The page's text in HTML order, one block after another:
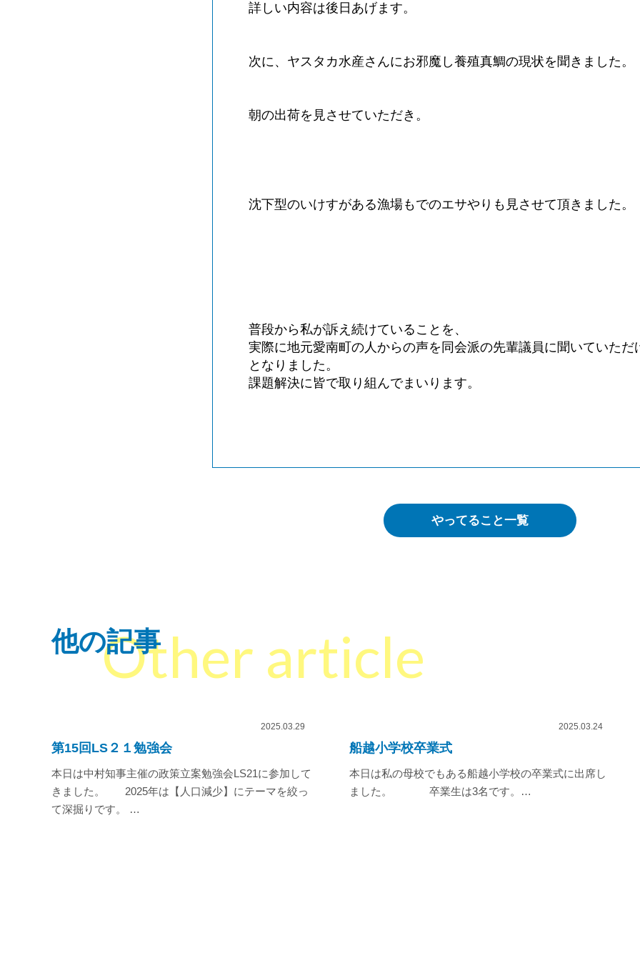
詳しい内容は後日あげます。
次に、ヤスタカ水産さんにお邪魔し養殖真鯛の現状を聞きました。
朝の出荷を見させていただき。
沈下型のいけすがある漁場もでのエサやりも見させて頂きました。
普段から私が訴え続けていることを、
実際に地元愛南町の人からの声を同会派の先輩議員に聞いていただ
となりました。
課題解決に皆で取り組んでまいります。
やってること一覧
他の記事
Other article
2025.03.29
第15回LS２１勉強会
本日は中村知事主催の政策立案勉強会LS21に参加して
きました。 2025年は【人口減少】にテーマを絞っ
て深掘りです。 …
2025.03.24
船越小学校卒業式
本日は私の母校でもある船越小学校の卒業式に出席し
ました。 卒業生は3名です。…